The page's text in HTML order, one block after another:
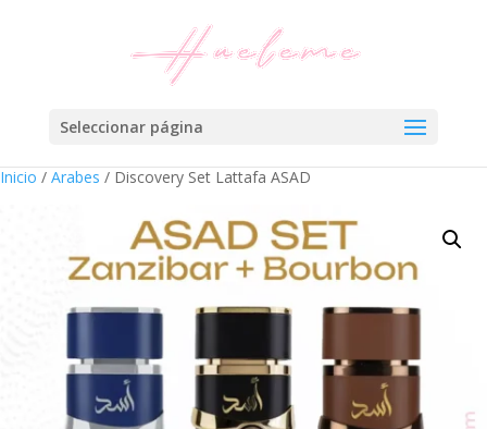
Seleccionar página
Inicio / Arabes / Discovery Set Lattafa ASAD